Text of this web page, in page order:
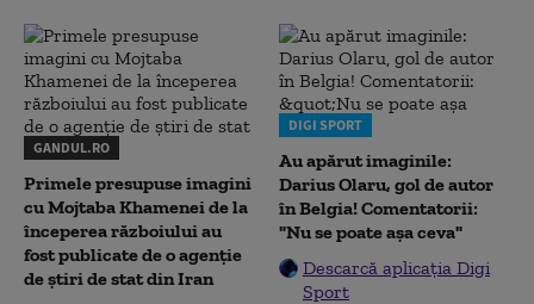
GANDUL.RO
Primele presupuse imagini
cu Mojtaba Khamenei de la
începerea războiului au
fost publicate de o agenție
de știri de stat din Iran
DIGI SPORT
Au apărut imaginile:
Darius Olaru, gol de autor
în Belgia! Comentatorii:
"Nu se poate așa ceva"
Descarcă aplicația Digi
Sport